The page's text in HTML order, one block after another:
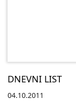
DNEVNI LIST
04.10.2011